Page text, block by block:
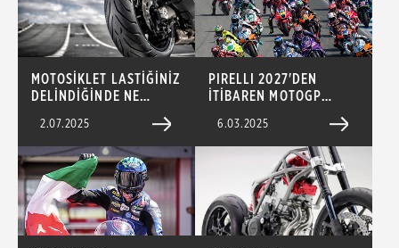
MOTOSİKLET LASTİĞİNİZ
DELİNDİĞİNDE NE
2.07.2025
PIRELLI 2027'DEN
İTİBAREN MOTOGP
TEDARİKÇİSİ OLACAK!
6.03.2025